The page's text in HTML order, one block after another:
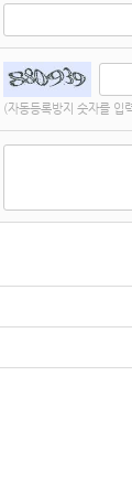
(자동등록방지 숫자를 입